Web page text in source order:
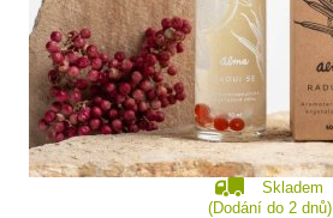
Skladem
(Dodání do 2 dnů)